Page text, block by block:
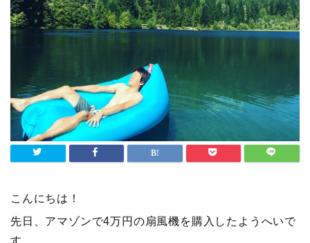
こんにちは！
先日、アマゾンで4万円の扇風機を購入したようへいで
す。